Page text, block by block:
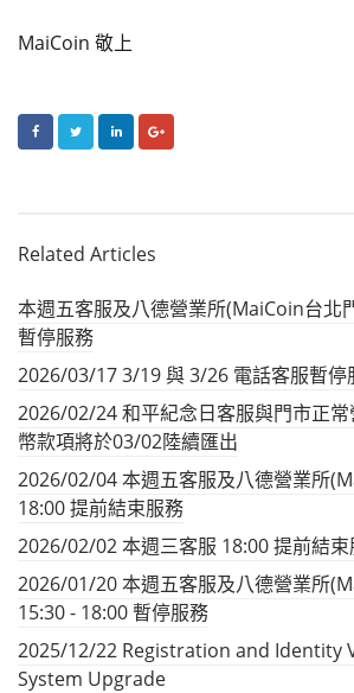
MaiCoin 敬上
Related Articles
本週五客服及八德營業所(MaiCoin台北
暫停服務
2026/03/17 3/19 與 3/26 電話客服暫停
2026/02/24 和平紀念日客服與門市正
幣款項將於03/02陸續匯出
2026/02/04 本週五客服及八德營業所
18:00 提前結束服務
2026/02/02 本週三客服 18:00 提前結束
2026/01/20 本週五客服及八德營業所
15:30 - 18:00 暫停服務
2025/12/22 Registration and Identity
System Upgrade